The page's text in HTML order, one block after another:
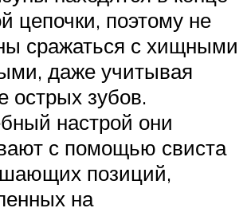
цепочки, поэтому не
сражаться с хищными
даже учитывая
острых зубов.
настрой они
с помощью свиста
позиций,
на